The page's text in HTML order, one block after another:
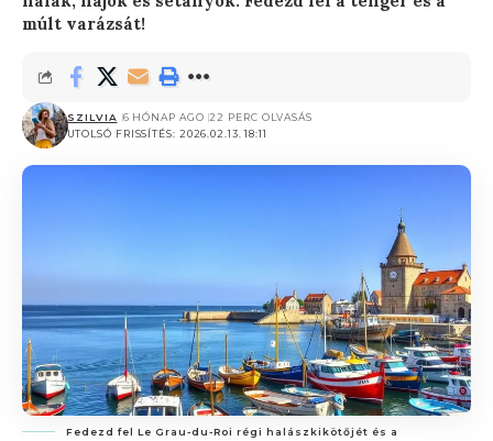
múlt varázsát!
UTOLSÓ FRISSÍTÉS: 2026.02.13. 18:11
SZILVIA 6 HÓNAP AGO 22 PERC OLVASÁS
Fedezd fel Le Grau-du-Roi régi halászkikötőjét és a